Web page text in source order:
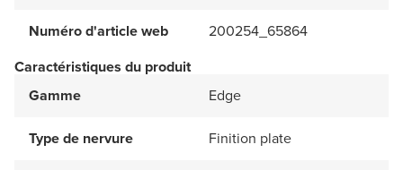
Numéro d'article web
200254_65864
Caractéristiques du produit
Gamme
Edge
Type de nervure Finition plate